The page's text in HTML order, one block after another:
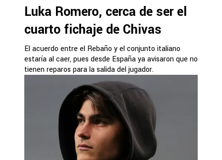
Luka Romero, cerca de ser el
cuarto fichaje de Chivas
El acuerdo entre el Rebaño y el conjunto italiano
estaría al caer, pues desde España ya avisaron que no
tienen reparos para la salida del jugador.